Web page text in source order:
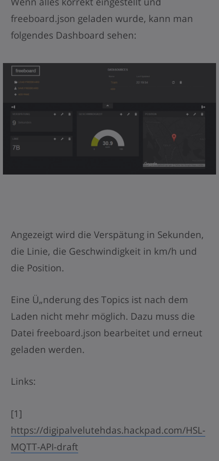
freeboard.json geladen wurde, kann man
folgendes Dashboard sehen:
Angezeigt wird die Verspätung in Sekunden,
die Linie, die Geschwindigkeit in km/h und
die Position.
Eine Ü„nderung des Topics ist nach dem
Laden nicht mehr möglich. Dazu muss die
Datei freeboard.json bearbeitet und erneut
geladen werden.
Links:
[1]
https://digipalvelutehdas.hackpad.com/HSL-
MQTT-API-draft